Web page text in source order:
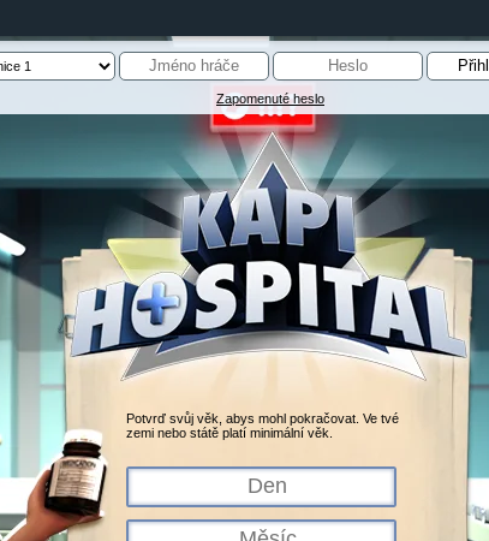
Zapomenuté heslo
Potvrď svůj věk, abys mohl pokračovat. Ve tvé
zemi nebo státě platí minimální věk.